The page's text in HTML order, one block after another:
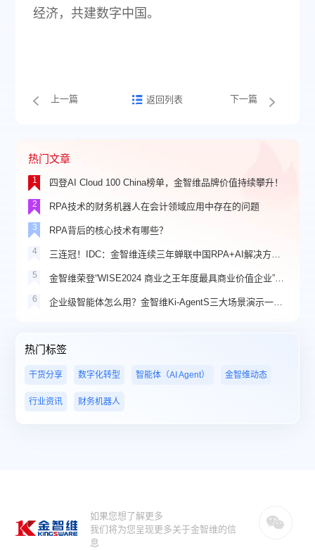
经济，共建数字中国。
上一篇 返回列表 下一篇
热门文章
1 四登AI Cloud 100 China榜单，金智维品牌价值持续攀升！
2 RPA技术的财务机器人在会计领域应用中存在的问题
3 RPA背后的核心技术有哪些？
4
5
6
热门标签
干货分享 数字化转型 智能体（AI Agent） 金智维动态
行业资讯 财务机器人
如果您想了解更多
我们将为您呈现更多关于金智维的信
息